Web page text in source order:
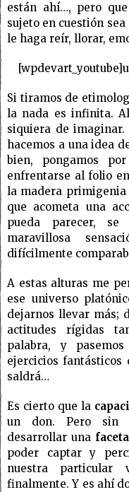
están ahí…, pero
sujeto en cuestión
le haga reír, llorar,
Si tiramos de
la nada es infinita.
siquiera de imaginar.
hacemos a una idea
bien, pongamos
enfrentarse al folio
la madera primigenia
que acometa una
pueda parecer, se
maravillosa
difícilmente
A estas alturas me
ese universo
dejarnos llevar más;
actitudes rígidas
palabra, y
ejercicios fantásticos
saldrá…
Es cierto que la
un don. Pero sin
desarrollar una
poder captar y
nuestra particular
finalmente. Y es ahí